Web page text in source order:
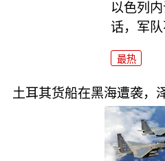
以色列
话，军
最热
土耳其货船在黑海遭袭，